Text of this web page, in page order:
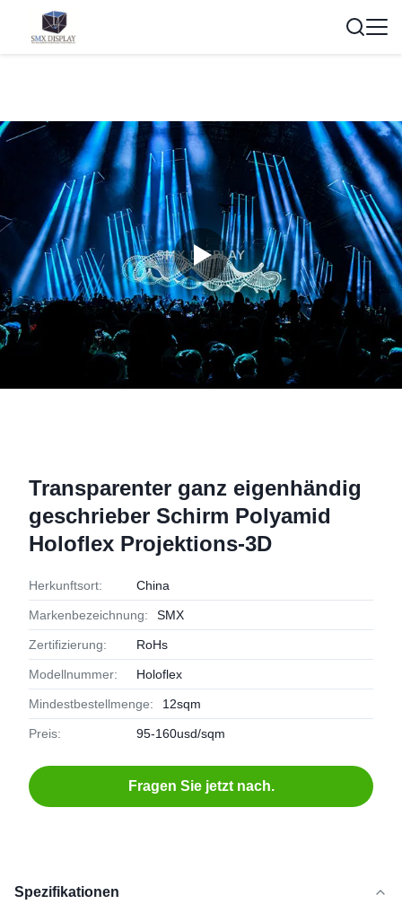
Transparenter ganz eigenhändig
geschrieber Schirm Polyamid
Holoflex Projektions-3D
Herkunftsort: China
Markenbezeichnung: SMX
Zertifizierung: RoHs
Modellnummer: Holoflex
Mindestbestellmenge: 12sqm
Preis: 95-160usd/sqm
Fragen Sie jetzt nach.
Spezifikationen